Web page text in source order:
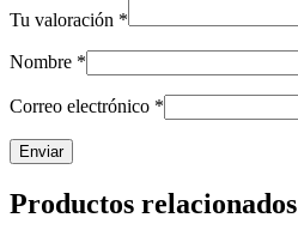
Tu valoración *
Nombre *
Correo electrónico *
Productos relacionados